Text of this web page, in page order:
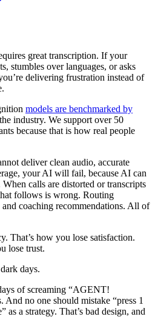
great transcription. If your
stumbles over languages, or asks
delivering frustration instead of
models are benchmarked by
industry. We support over 50
because that is how real people
deliver clean audio, accurate
your AI will fail, because AI can
calls are distorted or transcripts
follows is wrong. Routing
coaching recommendations. All of
That’s how you lose satisfaction.
lose trust.
days.
of screaming “AGENT!
no one should mistake “press 1
as a strategy. That’s bad design, and